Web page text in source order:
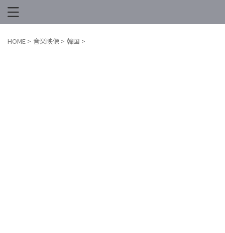
HOME > 音楽映像 > 韓国 >